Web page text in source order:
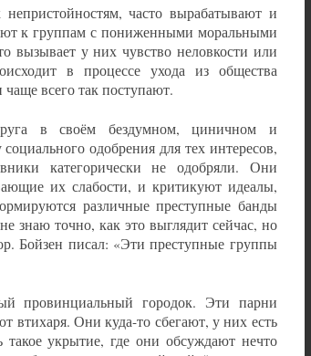
часто вырабатывают и
к группам с пониженными моральными
вызывает у них чувство неловкости или
в процессе ухода из общества
всего так поступают.
в своём бездумном, циничном и
одобрения для тех интересов,
категорически не одобряли. Они
их слабости, и критикуют идеалы,
различные преступные банды
знаю точно, как это выглядит сейчас, но
Бойзен писал: «Эти преступные группы
провинциальный городок. Эти парни
втихаря. Они куда-то сбегают, у них есть
укрытие, где они обсуждают нечто